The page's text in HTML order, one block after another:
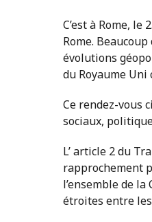
C’est à Rome,
Rome.
évolutions
du Royaume Uni
Ce rendez-vous
sociaux,
L’ article 2 du
rapprochement
l’ensemble de
étroites entre